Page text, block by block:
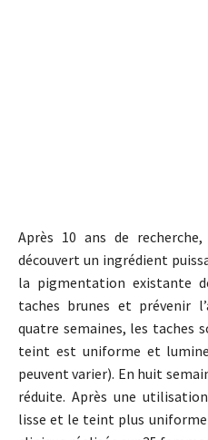
Après 10 ans de
découvert un ingrédient
la pigmentation existante
taches brunes et prévenir
quatre semaines, les taches
teint est uniforme et
peuvent varier). En huit
réduite. Après une
lisse et le teint plus